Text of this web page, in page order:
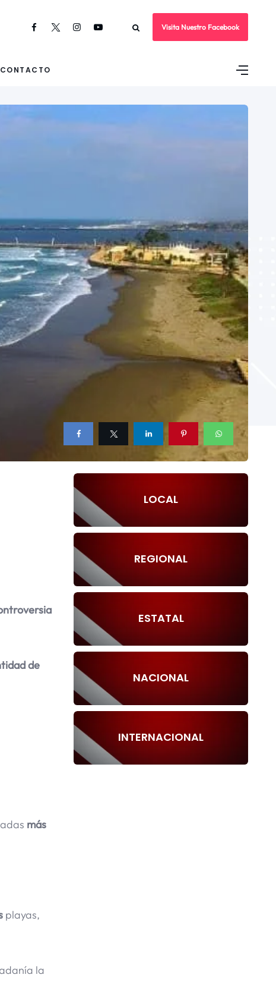
Visita Nuestro Facebook
CONTACTO
de
más
playas,
la
LOCAL
REGIONAL
ESTATAL
NACIONAL
INTERNACIONAL